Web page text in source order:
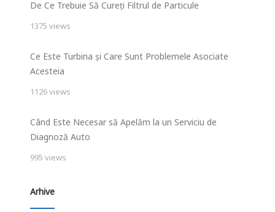
De Ce Trebuie Să Cureți Filtrul de Particule
1375 views
Ce Este Turbina și Care Sunt Problemele Asociate
Acesteia
1126 views
Când Este Necesar să Apelăm la un Serviciu de
Diagnoză Auto
995 views
Arhive